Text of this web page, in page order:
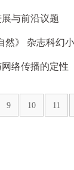
与前沿议题
然》 杂志科幻
网络传播的定性
9 10 11